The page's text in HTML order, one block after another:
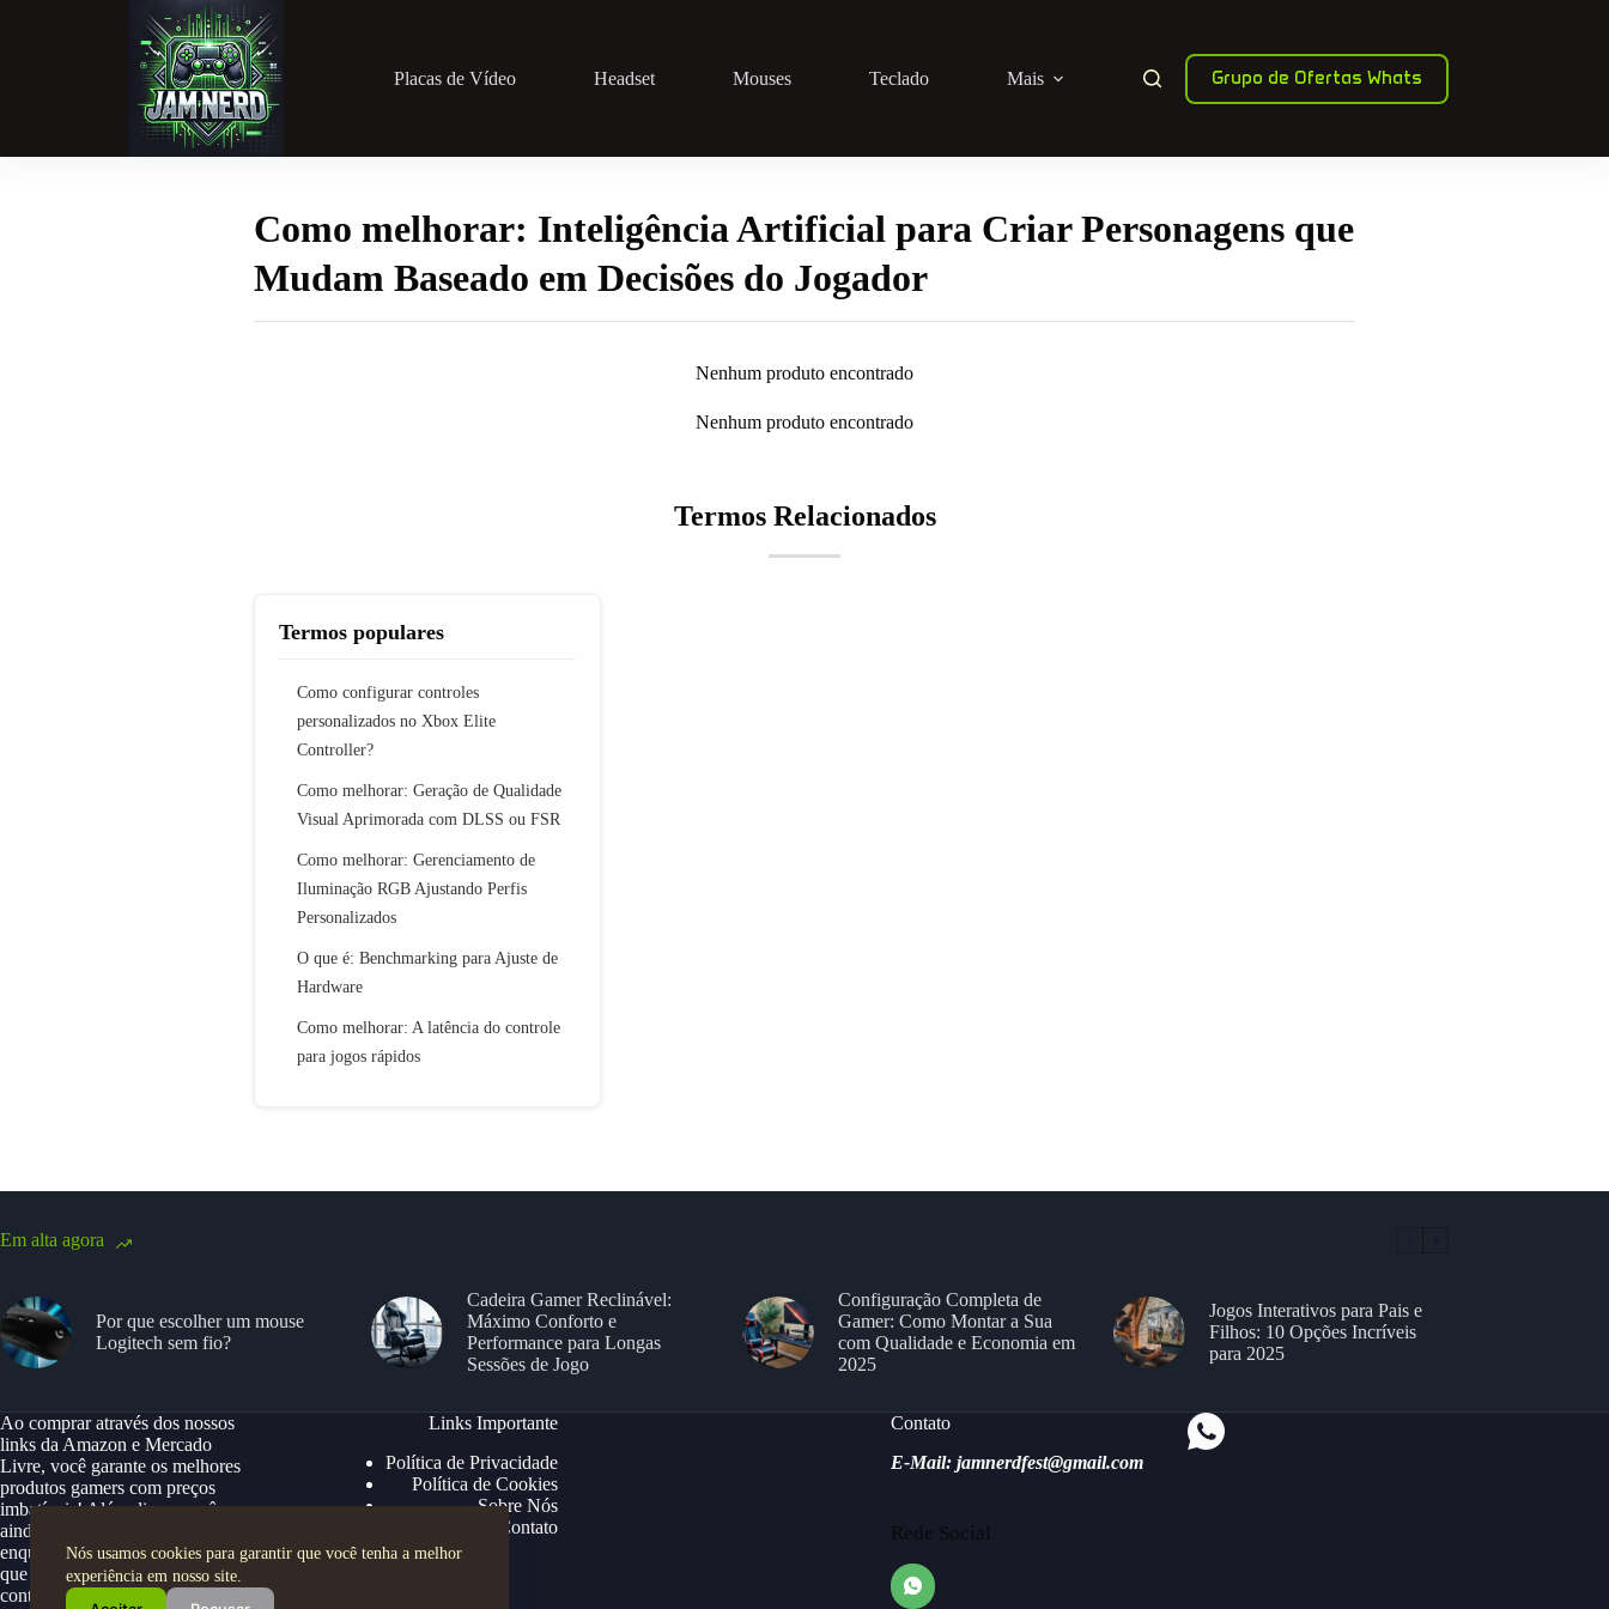
Nós usamos cookies para garantir que você tenha a melhor
experiência em nosso site.
Placas de Vídeo Headset Mouses Teclado Mais Grupo de Ofertas Whats
Como melhorar: Inteligência Artificial para Criar Personagens que
Mudam Baseado em Decisões do Jogador
Nenhum produto encontrado
Nenhum produto encontrado
Termos Relacionados
Termos populares
Como configurar controles
personalizados no Xbox Elite
Controller?
Como melhorar: Geração de Qualidade
Visual Aprimorada com DLSS ou FSR
Como melhorar: Gerenciamento de
Iluminação RGB Ajustando Perfis
Personalizados
O que é: Benchmarking para Ajuste de
Hardware
Como melhorar: A latência do controle
para jogos rápidos
Em alta agora
Por que escolher um mouse
Logitech sem fio?
Cadeira Gamer Reclinável:
Máximo Conforto e
Performance para Longas
Sessões de Jogo
Configuração Completa de
Gamer: Como Montar a Sua
com Qualidade e Economia em
2025
Jogos Interativos para Pais e
Filhos: 10 Opções Incríveis
para 2025
Ao comprar através dos nossos
links da Amazon e Mercado
Livre, você garante os melhores
produtos gamers com preços
imbatíveis! Além disso, você
ainda ganha descontos exclusivos,
enquanto apoia nosso site para
que possamos continuar trazendo
conteúdos e ofertas especiais.
Links Importante
Política de Privacidade
Política de Cookies
Sobre Nós
Contato
Contato
E-Mail: jamnerdfest@gmail.com
Rede Social